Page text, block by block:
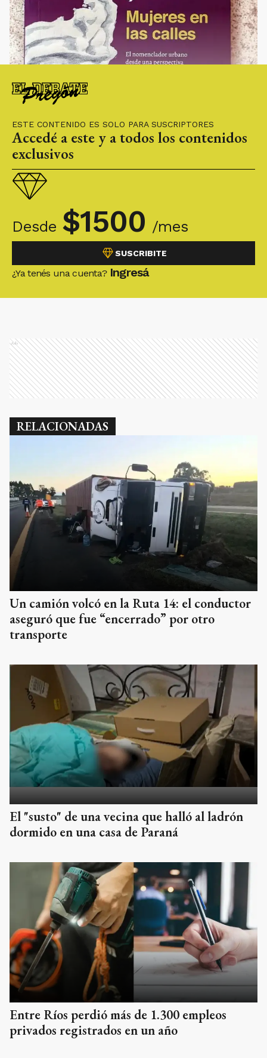
ESTE CONTENIDO ES SOLO PARA SUSCRIPTORES
Accedé a este y a todos los contenidos
exclusivos
Desde $1500 /mes
SUSCRIBITE
¿Ya tenés una cuenta? Ingresá
Ads
RELACIONADAS
Un camión volcó en la Ruta 14: el conductor
aseguró que fue “encerrado” por otro
transporte
El "susto" de una vecina que halló al ladrón
dormido en una casa de Paraná
Entre Ríos perdió más de 1.300 empleos
privados registrados en un año